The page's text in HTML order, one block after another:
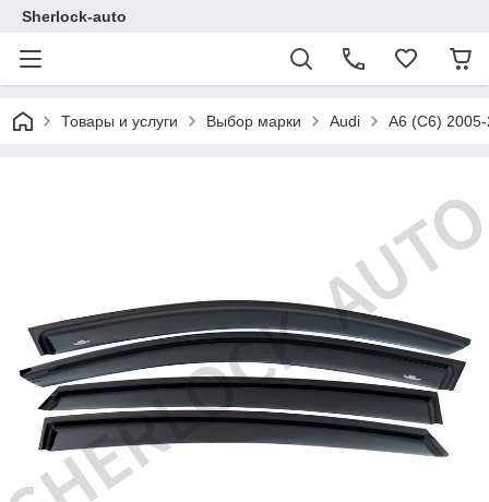
Sherlock-auto
Товары и услуги Выбор марки Audi A6 (C6)